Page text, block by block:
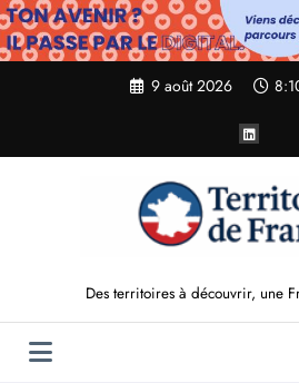
Aller
au
contenu
9 août 2026
Des territoires à découvrir, une